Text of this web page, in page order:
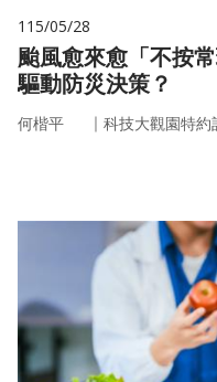
115/05/28
颱風愈來愈「不按
驅動防災決策？
何楷平 ｜ 科技大觀園特約